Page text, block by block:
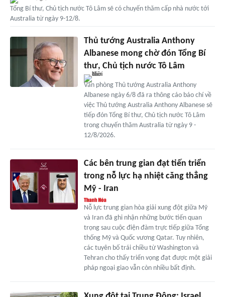
Tổng Bí thư, Chủ tịch nước Tô Lâm sẽ có chuyến thăm cấp nhà nước tới
Australia từ ngày 9-12/8.
Thủ tướng Australia Anthony
Albanese mong chờ đón Tổng Bí
thư, Chủ tịch nước Tô Lâm
Văn phòng Thủ tướng Australia Anthony
Albanese ngày 6/8 đã ra thông cáo báo chí về
việc Thủ tướng Australia Anthony Albanese sẽ
tiếp đón Tổng Bí thư, Chủ tịch nước Tô Lâm
trong chuyến thăm Australia từ ngày 9 -
12/8/2026.
Các bên trung gian đạt tiến triển
trong nỗ lực hạ nhiệt căng thẳng
Mỹ - Iran
Nỗ lực trung gian hòa giải xung đột giữa Mỹ
và Iran đã ghi nhận những bước tiến quan
trọng sau cuộc điện đàm trực tiếp giữa Tổng
thống Mỹ và Quốc vương Qatar. Tuy nhiên,
các tuyên bố trái chiều từ Washington và
Tehran cho thấy triển vọng đạt được một giải
pháp ngoại giao vẫn còn nhiều bất định.